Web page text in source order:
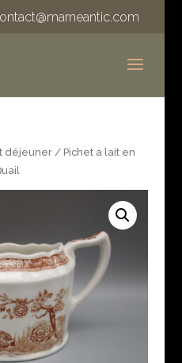
déjeuner/ Pichet a lait en